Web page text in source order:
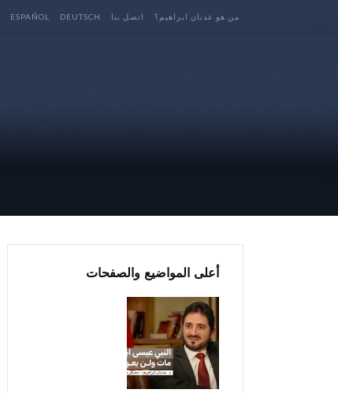
من هو عدنان ابراهيم؟ اتصل بنا DEUTSCH
ESPAÑOL
أعلى المواضيع والصفحات